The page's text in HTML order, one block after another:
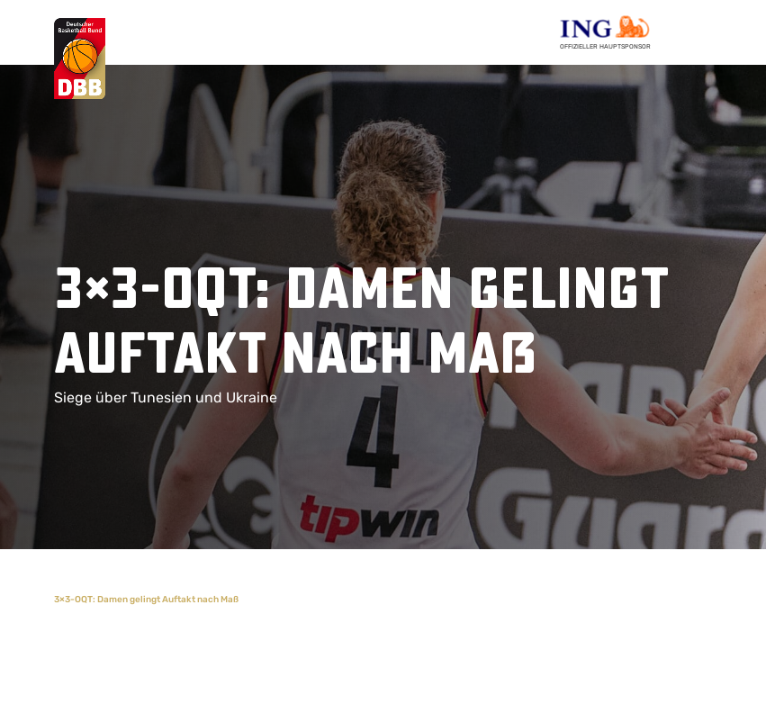
OFFIZIELLER HAUPTSPONSOR
Suchvorschläge
Dolor Sit
3×3-OQT: Damen gelingt
Auftakt nach Maß
Siege über Tunesien und Ukraine
3×3-OQT: Damen gelingt Auftakt nach Maß